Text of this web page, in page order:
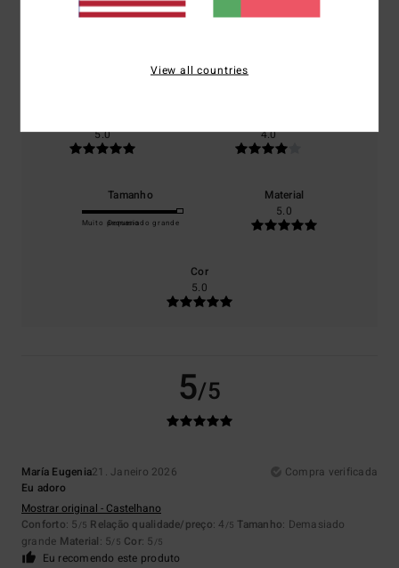
100% dos nossos clientes recomendam este produto
5.0
4.0
Tamanho
Muito pequeno
Demasiado grande
Material
5.0
Cor
5.0
5/5
María Eugenia21. Janeiro 2026
Compra verificada
Eu adoro
Mostrar original - Castelhano
Conforto: 5 /5 Relação qualidade/preço: 4 /5 Tamanho: Demasiado
grande Material: 5/5 Cor: 5 /5
Eu recomendo este produto
View all countries